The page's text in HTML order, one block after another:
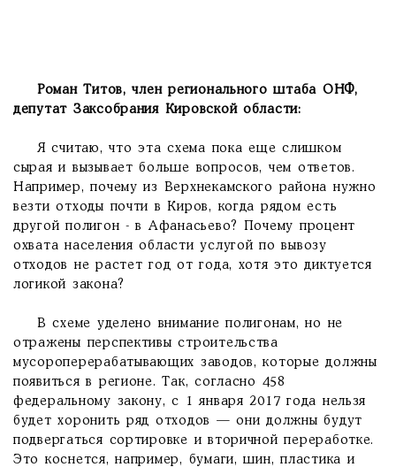
Роман Титов, член регионального штаба ОНФ,
депутат Заксобрания Кировской области:
Я считаю, что эта схема пока еще слишком
сырая и вызывает больше вопросов, чем ответов.
Например, почему из Верхнекамского района нужно
везти отходы почти в Киров, когда рядом есть
другой полигон - в Афанасьево? Почему процент
охвата населения области услугой по вывозу
отходов не растет год от года, хотя это диктуется
логикой закона?
В схеме уделено внимание полигонам, но не
отражены перспективы строительства
мусороперерабатывающих заводов, которые должны
появиться в регионе. Так, согласно 458
федеральному закону, с 1 января 2017 года нельзя
будет хоронить ряд отходов — они должны будут
подвергаться сортировке и вторичной переработке.
Это коснется, например, бумаги, шин, пластика и